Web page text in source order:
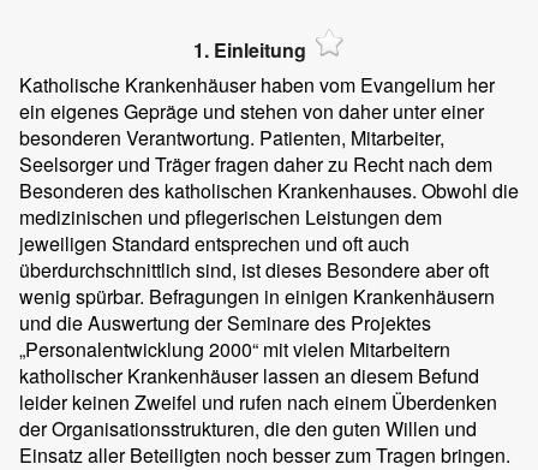
1. Einleitung
Katholische Krankenhäuser haben vom Evangelium her
ein eigenes Gepräge und stehen von daher unter einer
besonderen Verantwortung. Patienten, Mitarbeiter,
Seelsorger und Träger fragen daher zu Recht nach dem
Besonderen des katholischen Krankenhauses. Obwohl die
medizinischen und pflegerischen Leistungen dem
jeweiligen Standard entsprechen und oft auch
überdurchschnittlich sind, ist dieses Besondere aber oft
wenig spürbar. Befragungen in einigen Krankenhäusern
und die Auswertung der Seminare des Projektes
„Personalentwicklung 2000“ mit vielen Mitarbeitern
katholischer Krankenhäuser lassen an diesem Befund
leider keinen Zweifel und rufen nach einem Überdenken
der Organisationsstrukturen, die den guten Willen und
Einsatz aller Beteiligten noch besser zum Tragen bringen.